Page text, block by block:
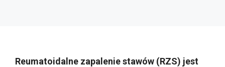
Reumatoidalne zapalenie stawów (RZS) jest